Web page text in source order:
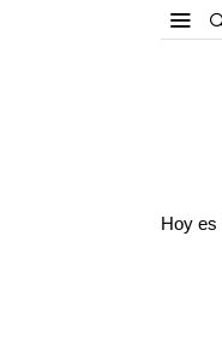
Hoy es